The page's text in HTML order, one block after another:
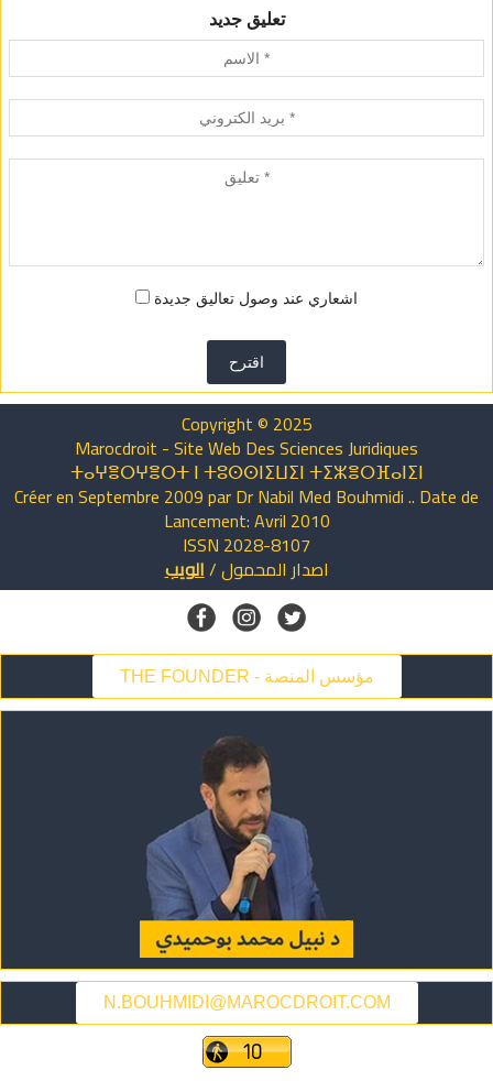
تعليق جديد
اشعاري عند وصول تعاليق جديدة
اقترح
Copyright © 2025
Marocdroit - Site Web Des Sciences Juridiques
ⵜⴰⵖⴻⵔⵖⴻⵔⵜ ⵏ ⵜⵓⵙⵙⵏⵉⵡⵉⵏ ⵜⵉⵣⴻⵔⴼⴰⵏⵉⵏ
Créer en Septembre 2009 par Dr Nabil Med Bouhmidi .. Date de
Lancement: Avril 2010
ISSN 2028-8107
اصدار المحمول/الويب
THE FOUNDER - مؤسس المنصة
N.BOUHMIDI@MAROCDROIT.COM